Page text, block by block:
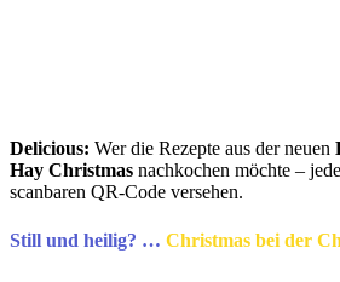
Delicious: Wer die Rezepte aus der neuen
Hay Christmas nachkochen möchte –
scanbaren QR-Code versehen.
Still und heilig? … Christmas bei der